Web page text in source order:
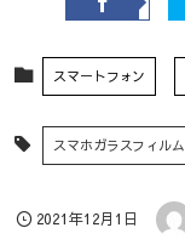
スマートフォン
スマホガラスフィルム
2021年12月1日